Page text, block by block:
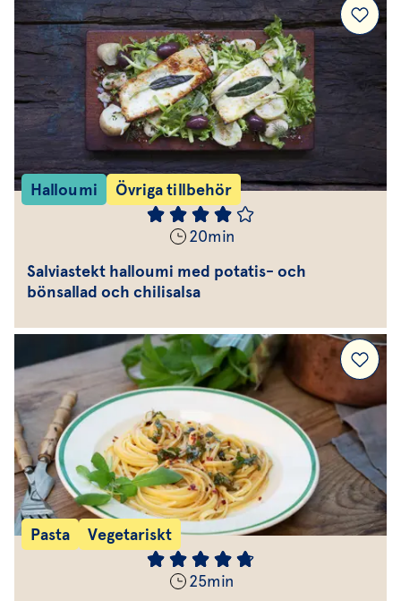
Halloumi Övriga tillbehör
20min
Salviastekt halloumi med potatis- och
bönsallad och chilisalsa
Pasta Vegetariskt
25min